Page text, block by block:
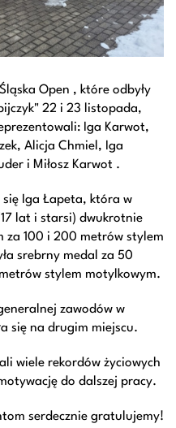
Open , które odbyły
22 i 23 listopada,
Iga Karwot,
Alicja Chmiel, Iga
i Miłosz Karwot .
się Iga Łapeta, która w
lat i starsi) dwukrotnie
za 100 i 200 metrów stylem
srebrny medal za 50
stylem motylkowym.
zawodów w
się na drugim miejscu.
wiele rekordów życiowych
do dalszej pracy.
serdecznie gratulujemy!